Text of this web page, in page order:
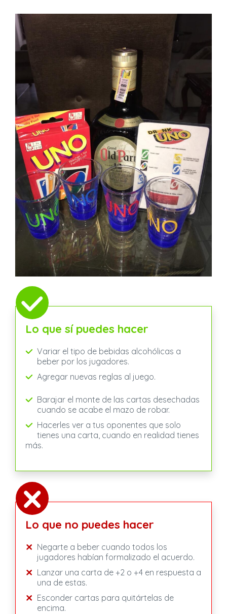
Lo que sí puedes hacer
Variar el tipo de bebidas alcohólicas a
beber por los jugadores.
Agregar nuevas reglas al juego.
Barajar el monte de las cartas desechadas
cuando se acabe el mazo de robar.
Hacerles ver a tus oponentes que solo
tienes una carta, cuando en realidad tienes
más.
Lo que no puedes hacer
Negarte a beber cuando todos los
jugadores habían formalizado el acuerdo.
Lanzar una carta de +2 o +4 en respuesta a
una de estas.
Esconder cartas para quitártelas de
encima.